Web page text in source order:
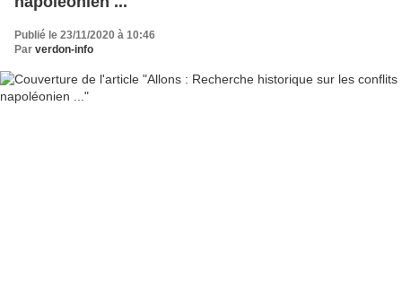
Publié le 23/11/2020 à 10:46
Par verdon-info